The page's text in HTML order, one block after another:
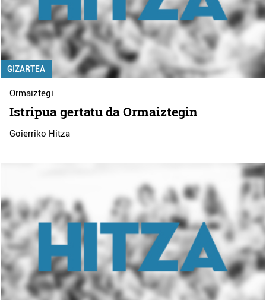
GIZARTEA
Ormaiztegi
Istripua gertatu da Ormaiztegin
Goierriko Hitza